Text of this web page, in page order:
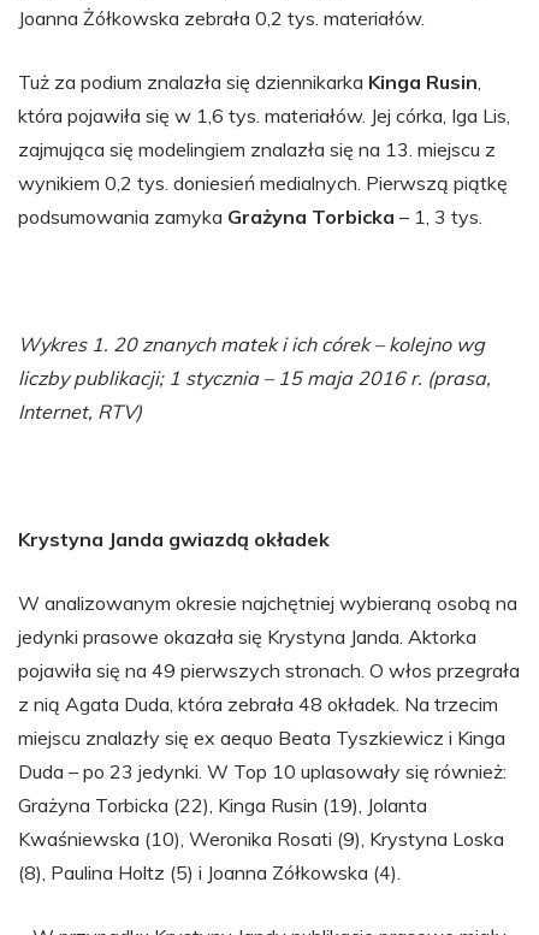
Joanna Żółkowska zebrała 0,2 tys. materiałów.
Tuż za podium znalazła się dziennikarka Kinga Rusin,
która pojawiła się w 1,6 tys. materiałów. Jej córka, Iga Lis,
zajmująca się modelingiem znalazła się na 13. miejscu z
wynikiem 0,2 tys. doniesień medialnych. Pierwszą piątkę
podsumowania zamyka Grażyna Torbicka – 1, 3 tys.
Wykres 1. 20 znanych matek i ich córek – kolejno wg
liczby publikacji; 1 stycznia – 15 maja 2016 r. (prasa,
Internet, RTV)
Krystyna Janda gwiazdą okładek
W analizowanym okresie najchętniej wybieraną osobą na
jedynki prasowe okazała się Krystyna Janda. Aktorka
pojawiła się na 49 pierwszych stronach. O włos przegrała
z nią Agata Duda, która zebrała 48 okładek. Na trzecim
miejscu znalazły się ex aequo Beata Tyszkiewicz i Kinga
Duda – po 23 jedynki. W Top 10 uplasowały się również:
Grażyna Torbicka (22), Kinga Rusin (19), Jolanta
Kwaśniewska (10), Weronika Rosati (9), Krystyna Loska
(8), Paulina Holtz (5) i Joanna Zółkowska (4).